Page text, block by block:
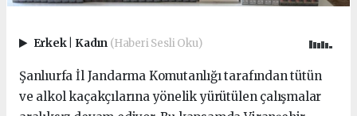
Erkek Kadın (Haberi Sesli Oku)
Şanlıurfa İl Jandarma Komutanlığı tarafından tütün
ve alkol kaçakçılarına yönelik yürütülen çalışmalar